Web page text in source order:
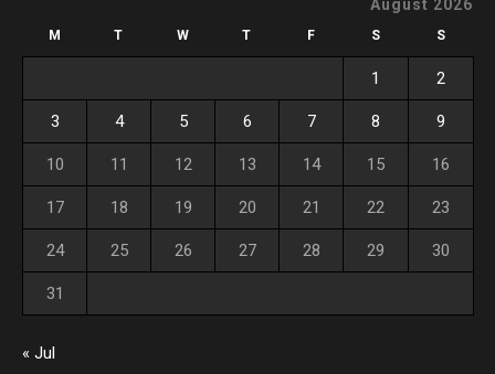
August 2026
M T W T F S S
1 2
3 4 5 6 7 8 9
10 11 12 13 14 15 16
17 18 19 20 21 22 23
24 25 26 27 28 29 30
31
« Jul